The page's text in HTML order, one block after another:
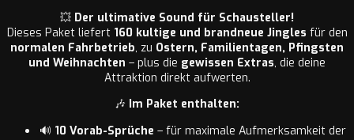
💥 Der ultimative Sound für Schausteller!
Dieses Paket liefert 160 kultige und brandneue Jingles für den
normalen Fahrbetrieb, zu Ostern, Familientagen, Pfingsten
und Weihnachten – plus die gewissen Extras, die deine
Attraktion direkt aufwerten.
🎶 Im Paket enthalten:
🔊 10 Vorab-Sprüche – für maximale Aufmerksamkeit der